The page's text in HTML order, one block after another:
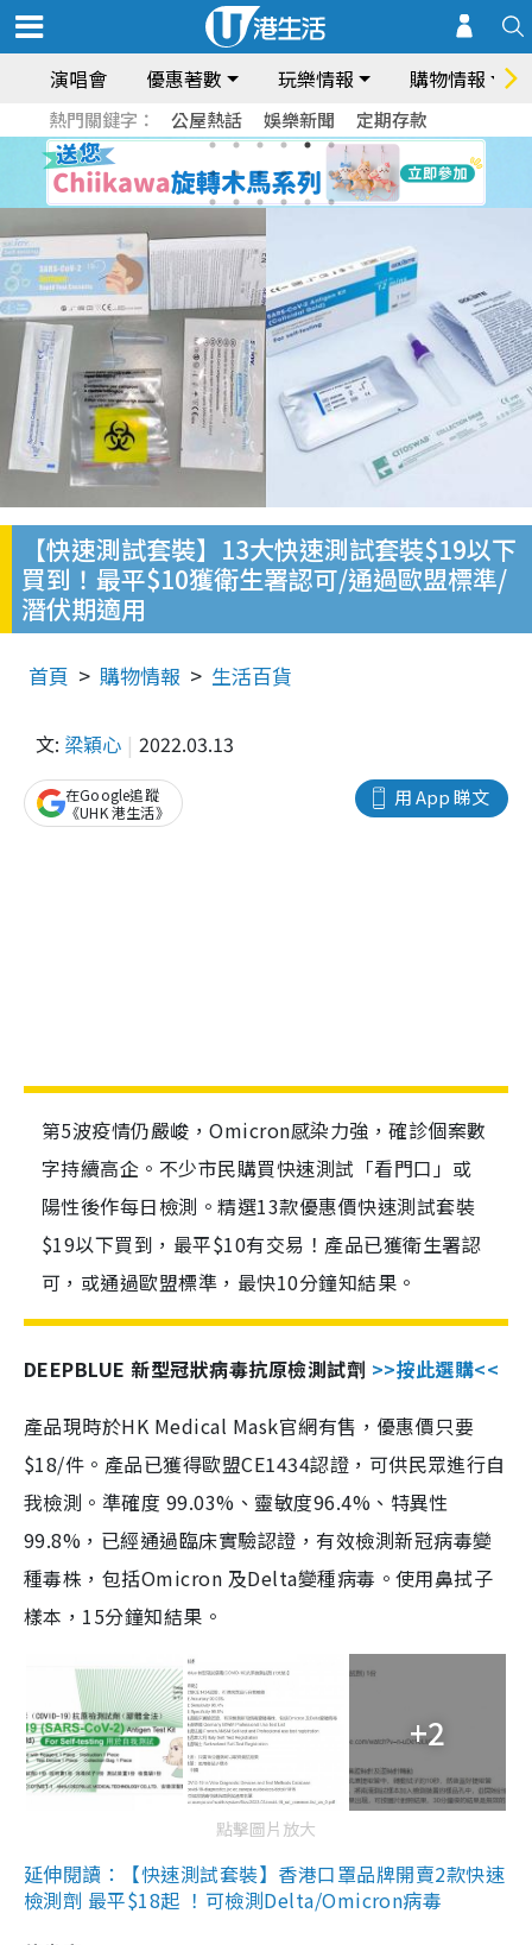
演唱會 優惠著數 玩樂情報 購物情報
熱門關鍵字： 公屋熱話 娛樂新聞 定期存款
【快速測試套裝】13大快速測試套裝$19以下
買到！最平$10獲衛生署認可/通過歐盟標準/
潛伏期適用
首頁 購物情報 生活百貨
文: 梁穎心 2022.03.13
用 App 睇文
在Google追蹤
《UHK 港生活》
第5波疫情仍嚴峻，Omicron感染力強，確診個案數
字持續高企。不少市民購買快速測試「看門口」或
陽性後作每日檢測。精選13款優惠價快速測試套裝
$19以下買到，最平$10有交易！產品已獲衛生署認
可，或通過歐盟標準，最快10分鐘知結果。
DEEPBLUE 新型冠狀病毒抗原檢測試劑 >>按此選購<<
產品現時於HK Medical Mask官網有售，優惠價只要
$18/件。產品已獲得歐盟CE1434認證，可供民眾進行自
我檢測。準確度 99.03%、靈敏度96.4%、特異性
99.8%，已經通過臨床實驗認證，有效檢測新冠病毒變
種毒株，包括Omicron 及Delta變種病毒。使用鼻拭子
樣本，15分鐘知結果。
+2
點擊圖片放大
延伸閱讀：【快速測試套裝】香港口罩品牌開賣2款快速
檢測劑 最平$18起 ！可檢測Delta/Omicron病毒